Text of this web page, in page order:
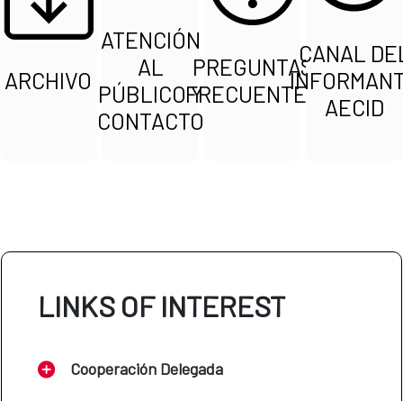
ARCHIVO
ATENCIÓN
AL
PÚBLICO Y
CONTACTO
PREGUNTAS
FRECUENTES
CANAL
AECID
LINKS OF INTEREST
Cooperación Delegada